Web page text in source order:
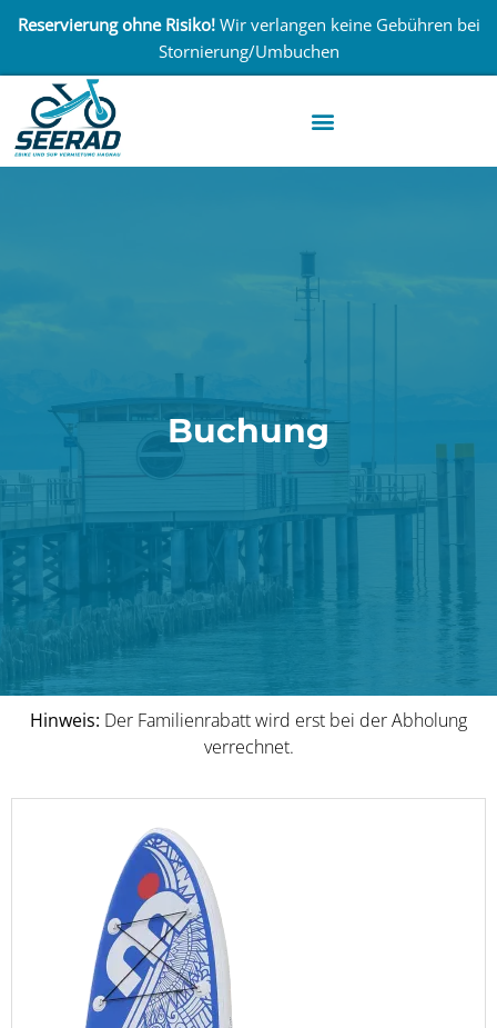
Reservierung ohne Risiko!Wir verlangen keine Gebühren bei
Stornierung/Umbuchen
Buchung
Hinweis: Der Familienrabatt wird erst bei der Abholung
verrechnet.